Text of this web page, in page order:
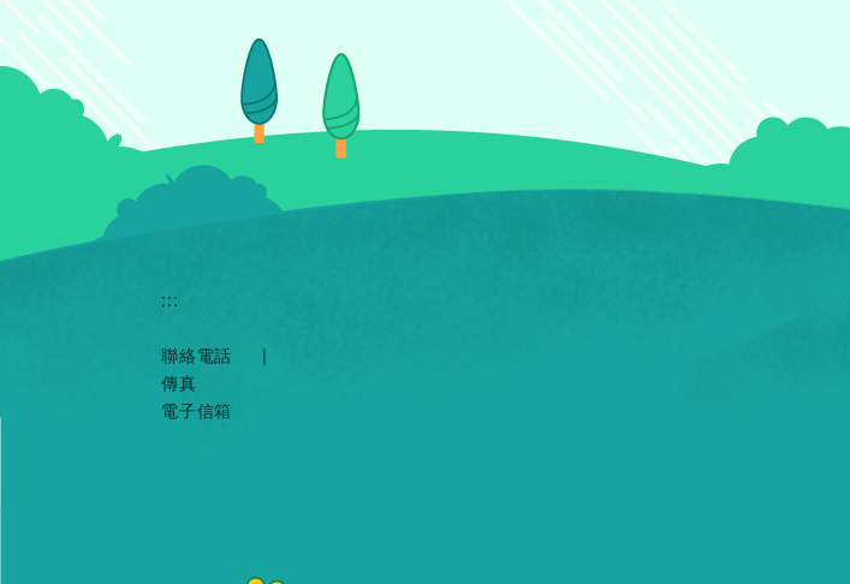
:::
聯絡電話
|
傳真
電子信箱